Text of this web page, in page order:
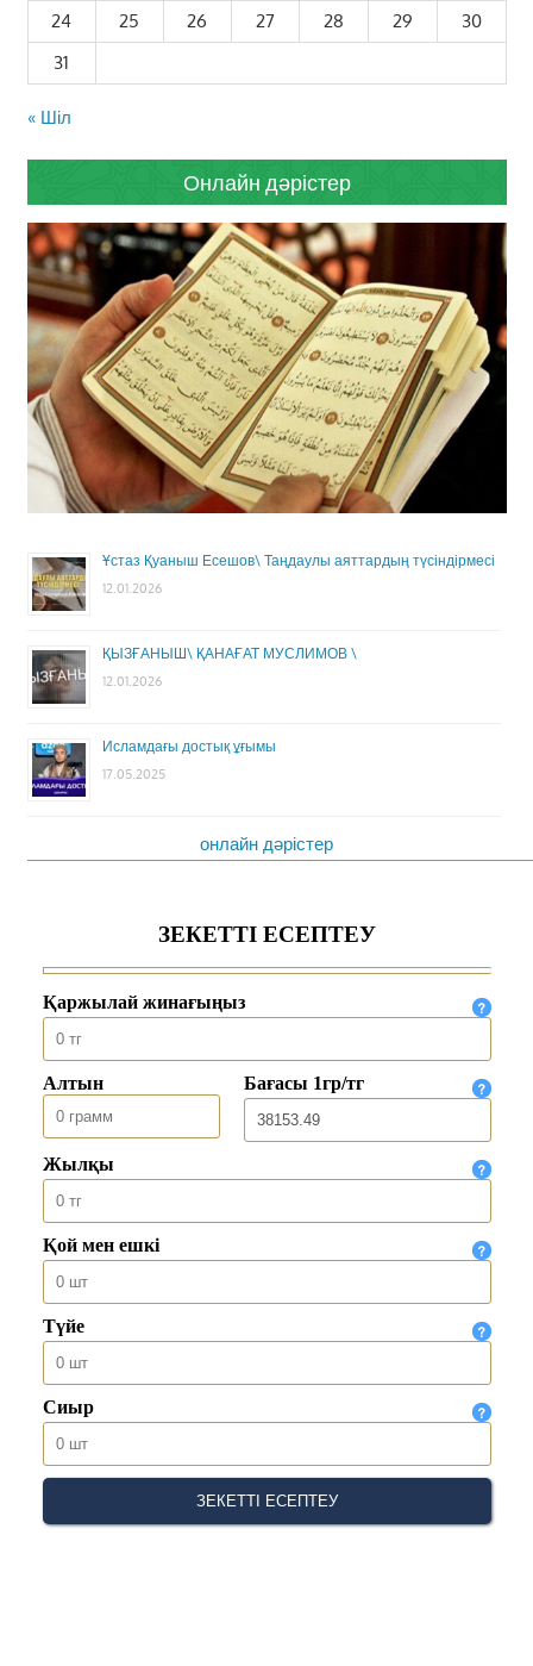
24
25 26 27 28 29
30
31
« Шіл
Онлайн дәрістер
Ұстаз Қуаныш Есешов\ Таңдаулы аяттардың түсіндірмесі
12.01.2026
ҚЫЗҒАНЫШ\ ҚАНАҒАТ МУСЛИМОВ \
12.01.2026
Исламдағы достық ұғымы
17.05.2025
онлайн дәрістер